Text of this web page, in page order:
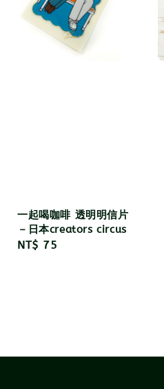
一起喝咖啡 透明明信片
－日本creators circus
Regular
NT$ 75